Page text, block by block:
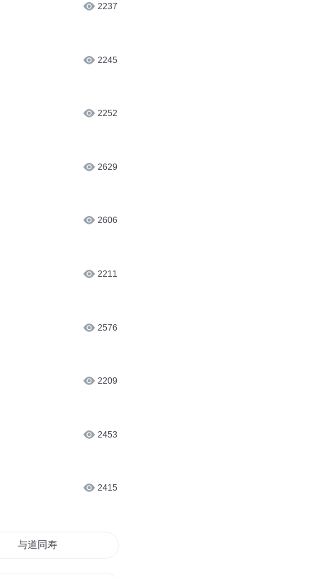
2237
2245
2252
2629
2606
2211
2576
2209
2453
2415
与道同寿